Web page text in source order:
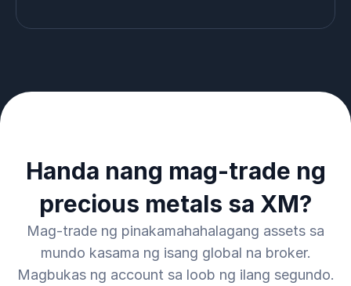
Handa nang mag-trade ng
precious metals sa XM?
Mag-trade ng pinakamahahalagang assets sa
mundo kasama ng isang global na broker.
Magbukas ng account sa loob ng ilang segundo.